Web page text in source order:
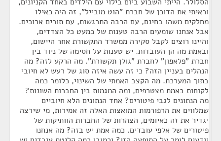
וראיתי את הדוכן של חברת "הוט מובייל", זה היה כאילו
מחלקים משהו בחינם, עם הרבה התרגשות, עם תורים ארוכים.
אבל אנחנו שומעים הרבה טענות של כמעט כל הצדדים,
והיינו רוצים לקבל סקירה ממשרד התקשורת אחר היישום,
ובאמת מה הן העובדות. יש טענות על חסימה של ניוד בין
חברת "פלאפון" לחברת "גולן תקשורת". מה הרקע לזה? מה
הנהלים בעניין הזה? כי זה עשה איזה סוג של רעש לא חיובי
בתוך המערכת. מה הקצב האמתי של השינוי, כלומר כמה
לקוחות באמת מצטרפים, ומה המגמות בין החברות השונות?
מה הנתונים לגבי פיטורים? אחד הנתונים הלא חיוביים
שמלווים את הרפורמות המואצות האלה זה אמירות, מי שירצה
יגדיר את זה כאיומים, הצהרות של החברות הוותיקות של
פיטורים של אלפי עובדים. כמה אמת יש בזה? מה אנחנו